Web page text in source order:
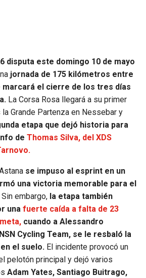
disputa este domingo 10 de mayo
jornada de 175 kilómetros entre
marcará el cierre de los tres días
La Corsa Rosa llegará a su primer
Grande Partenza en Nessebar y
etapa que dejó historia para
de Thomas Silva, del XDS
se impuso al esprint en un
una victoria memorable para el
Sin embargo, la etapa también
una fuerte caída a falta de 23
cuando a Alessandro
Cycling Team, se le resbaló la
el suelo. El incidente provocó un
pelotón principal y dejó varios
Adam Yates, Santiago Buitrago,